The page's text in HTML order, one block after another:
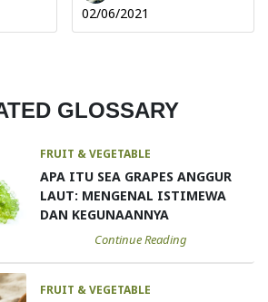
02/06/2021
GLOSSARY
FRUIT & VEGETABLE
APA ITU SEA GRAPES ANGGUR
LAUT: MENGENAL ISTIMEWA
DAN KEGUNAANNYA
Continue Reading
FRUIT & VEGETABLE